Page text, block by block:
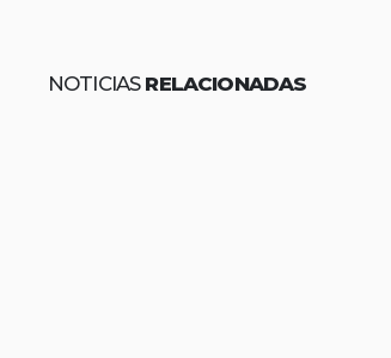
NOTICIAS RELACIONADAS